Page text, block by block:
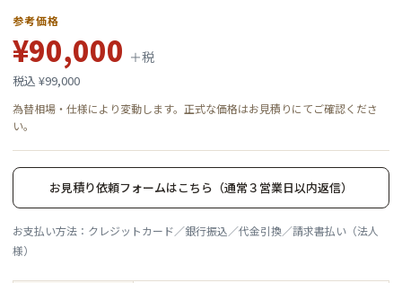
参考価格
¥90,000 ＋税
税込 ¥99,000
為替相場・仕様により変動します。正式な価格はお見積りにてご確認くださ
い。
お見積り依頼フォームはこちら（通常３営業日以内返信）
お支払い方法：クレジットカード／銀行振込／代金引換／請求書払い（法人
様）